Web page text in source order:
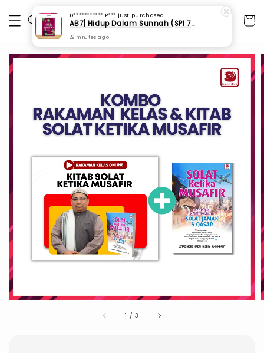
1 /3
D*********** P*** just purchased
AB7| Hidup Dalam Sunnah (SPI 75)
29 minutes ago